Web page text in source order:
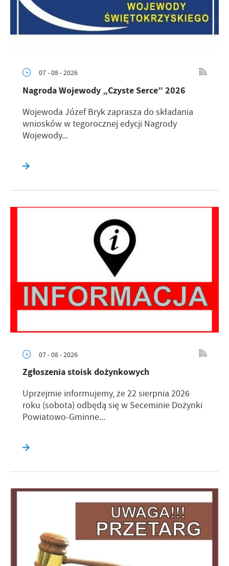
07 - 08 - 2026
Nagroda Wojewody „Czyste Serce” 2026
Wojewoda Józef Bryk zaprasza do składania
wniosków w tegorocznej edycji Nagrody
Wojewody...
07 - 08 - 2026
Zgłoszenia stoisk dożynkowych
Uprzejmie informujemy, że 22 sierpnia 2026
roku (sobota) odbędą się w Seceminie Dożynki
Powiatowo-Gminne...